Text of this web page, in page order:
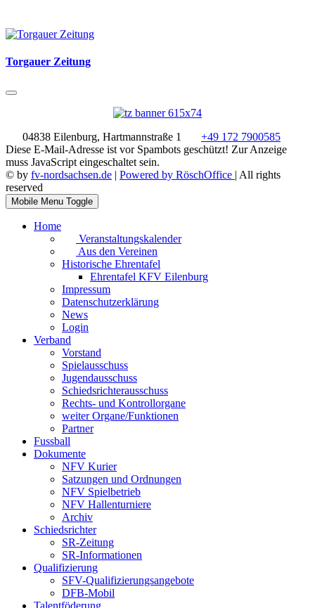
Torgauer Zeitung
04838 Eilenburg, Hartmannstraße 1
+49 172 7900585
Diese E-Mail-Adresse ist vor Spambots geschützt! Zur Anzeige
muss JavaScript eingeschaltet sein.
© by fv-nordsachsen.de | Powered by RöschOffice | All rights
reserved
Mobile Menu Toggle
Home
Veranstaltungskalender
Aus den Vereinen
Historische Ehrentafel
Ehrentafel KFV Eilenburg
Impressum
Datenschutzerklärung
News
Login
Verband
Vorstand
Spielausschuss
Jugendausschuss
Schiedsrichterausschuss
Rechts- und Kontrollorgane
weiter Organe/Funktionen
Partner
Fussball
Dokumente
NFV Kurier
Satzungen und Ordnungen
NFV Spielbetrieb
NFV Hallenturniere
Archiv
Schiedsrichter
SR-Zeitung
SR-Informationen
Qualifizierung
SFV-Qualifizierungsangebote
DFB-Mobil
Talentföderung